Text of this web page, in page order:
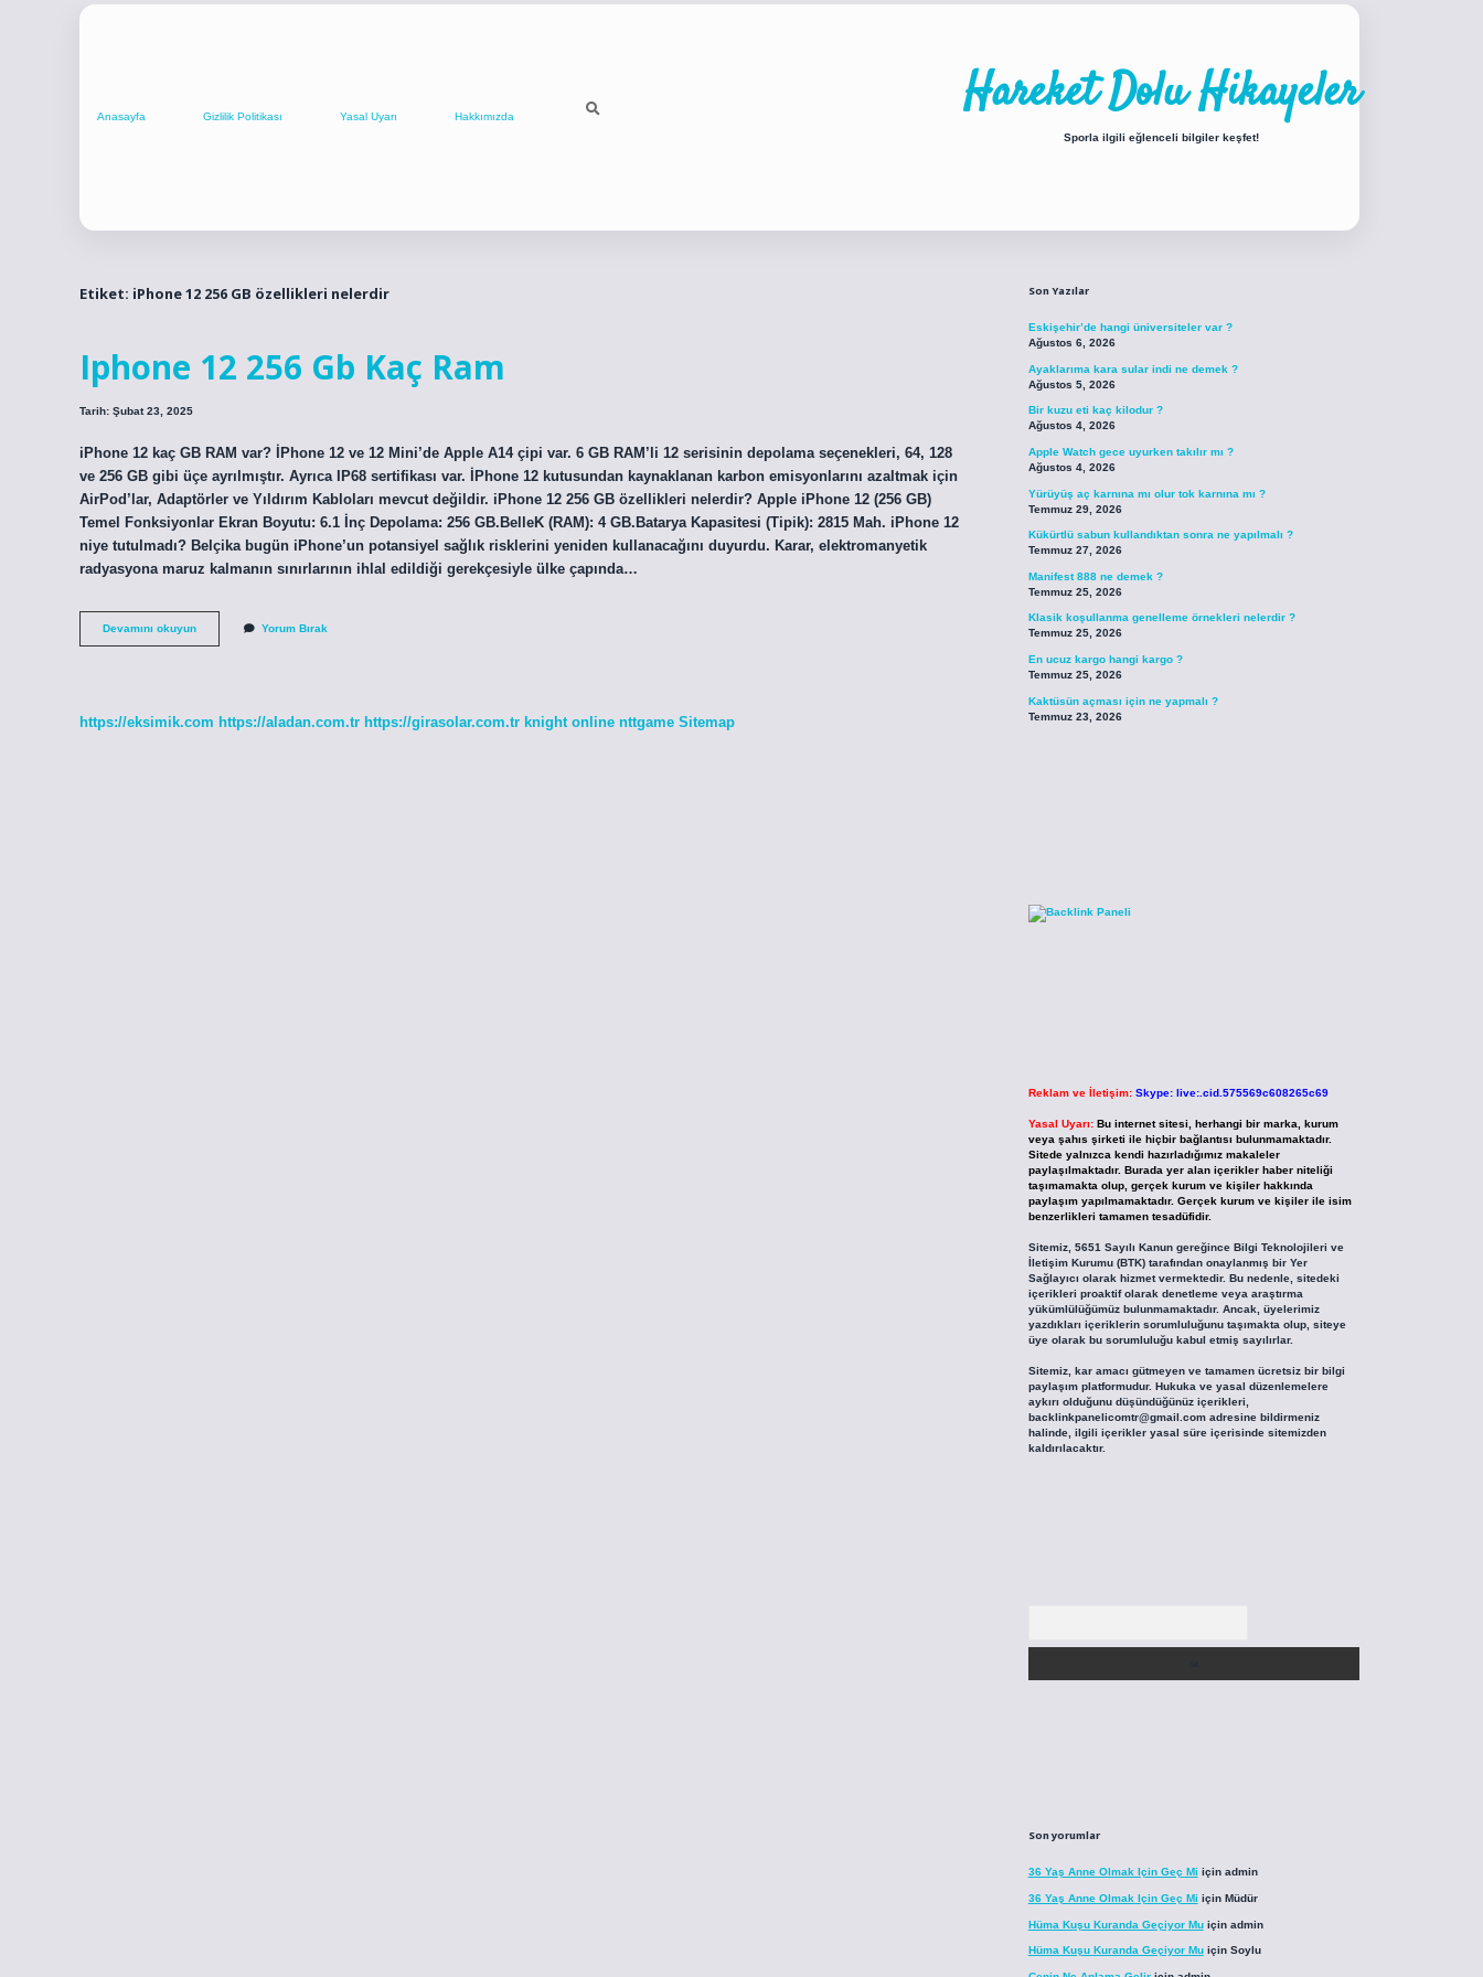
Anasayfa Gizlilik Politikası Yasal Uyarı Hakkımızda Hareket Dolu Hikayeler
Sporla ilgili eğlenceli bilgiler keşfet!
Etiket: iPhone 12 256 GB özellikleri nelerdir
Iphone 12 256 Gb Kaç Ram
Tarih: Şubat 23, 2025
iPhone 12 kaç GB RAM var? İPhone 12 ve 12 Mini’de Apple A14 çipi var. 6 GB RAM’li 12 serisinin depolama seçenekleri, 64, 128
ve 256 GB gibi üçe ayrılmıştır. Ayrıca IP68 sertifikası var. İPhone 12 kutusundan kaynaklanan karbon emisyonlarını azaltmak için
AirPod’lar, Adaptörler ve Yıldırım Kabloları mevcut değildir. iPhone 12 256 GB özellikleri nelerdir? Apple iPhone 12 (256 GB)
Temel Fonksiyonlar Ekran Boyutu: 6.1 İnç Depolama: 256 GB.BelleK (RAM): 4 GB.Batarya Kapasitesi (Tipik): 2815 Mah. iPhone 12
niye tutulmadı? Belçika bugün iPhone’un potansiyel sağlık risklerini yeniden kullanacağını duyurdu. Karar, elektromanyetik
radyasyona maruz kalmanın sınırlarının ihlal edildiği gerekçesiyle ülke çapında…
Devamını okuyunIphone
12
Yorum Bırak
https://eksimik.com https://aladan.com.tr https://girasolar.com.tr knight online nttgame Sitemap
Son Yazılar
Eskişehir’de hangi üniversiteler var ?
Ağustos 6, 2026
Ayaklarıma kara sular indi ne demek ?
Ağustos 5, 2026
Bir kuzu eti kaç kilodur ?
Ağustos 4, 2026
Apple Watch gece uyurken takılır mı ?
Ağustos 4, 2026
Yürüyüş aç karnına mı olur tok karnına mı ?
Temmuz 29, 2026
Kükürtlü sabun kullandıktan sonra ne yapılmalı ?
Temmuz 27, 2026
Manifest 888 ne demek ?
Temmuz 25, 2026
Klasik koşullanma genelleme örnekleri nelerdir ?
Temmuz 25, 2026
En ucuz kargo hangi kargo ?
Temmuz 25, 2026
Kaktüsün açması için ne yapmalı ?
Temmuz 23, 2026
Reklam ve İletişim: Skype: live:.cid.575569c608265c69
Yasal Uyarı: Bu internet sitesi, herhangi bir marka, kurum
veya şahıs şirketi ile hiçbir bağlantısı bulunmamaktadır.
Sitede yalnızca kendi hazırladığımız makaleler
paylaşılmaktadır. Burada yer alan içerikler haber niteliği
taşımamakta olup, gerçek kurum ve kişiler hakkında
paylaşım yapılmamaktadır. Gerçek kurum ve kişiler ile isim
benzerlikleri tamamen tesadüfidir.
Sitemiz, 5651 Sayılı Kanun gereğince Bilgi Teknolojileri ve
İletişim Kurumu (BTK) tarafından onaylanmış bir Yer
Sağlayıcı olarak hizmet vermektedir. Bu nedenle, sitedeki
içerikleri proaktif olarak denetleme veya araştırma
yükümlülüğümüz bulunmamaktadır. Ancak, üyelerimiz
yazdıkları içeriklerin sorumluluğunu taşımakta olup, siteye
üye olarak bu sorumluluğu kabul etmiş sayılırlar.
Sitemiz, kar amacı gütmeyen ve tamamen ücretsiz bir bilgi
paylaşım platformudur. Hukuka ve yasal düzenlemelere
aykırı olduğunu düşündüğünüz içerikleri,
backlinkpanelicomtr@gmail.comadresine bildirmeniz
halinde, ilgili içerikler yasal süre içerisinde sitemizden
kaldırılacaktır.
Son yorumlar
36 Yaş Anne Olmak Için Geç Mi için admin
36 Yaş Anne Olmak Için Geç Mi için Müdür
Hüma Kuşu Kuranda Geçiyor Muiçin admin
Hüma Kuşu Kuranda Geçiyor Muiçin Soylu